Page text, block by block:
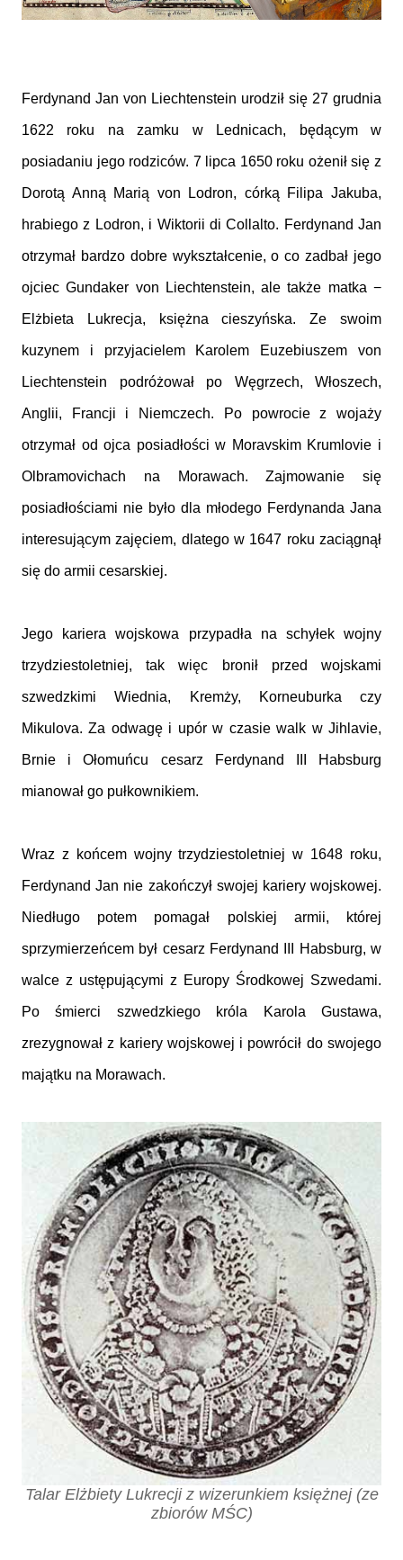
Ferdynand Jan von Liechtenstein urodził się 27 grudnia
1622 roku na zamku w Lednicach, będącym w
posiadaniu jego rodziców. 7 lipca 1650 roku ożenił się z
Dorotą Anną Marią von Lodron, córką Filipa Jakuba,
hrabiego z Lodron, i Wiktorii di Collalto. Ferdynand Jan
otrzymał bardzo dobre wykształcenie, o co zadbał jego
ojciec Gundaker von Liechtenstein, ale także matka −
Elżbieta Lukrecja, księżna cieszyńska. Ze swoim
kuzynem i przyjacielem Karolem Euzebiuszem von
Liechtenstein podróżował po Węgrzech, Włoszech,
Anglii, Francji i Niemczech. Po powrocie z wojaży
otrzymał od ojca posiadłości w Moravskim Krumlovie i
Olbramovichach na Morawach. Zajmowanie się
posiadłościami nie było dla młodego Ferdynanda Jana
interesującym zajęciem, dlatego w 1647 roku zaciągnął
się do armii cesarskiej.
Jego kariera wojskowa przypadła na schyłek wojny
trzydziestoletniej, tak więc bronił przed wojskami
szwedzkimi Wiednia, Kremży, Korneuburka czy
Mikulova. Za odwagę i upór w czasie walk w Jihlavie,
Brnie i Ołomuńcu cesarz Ferdynand III Habsburg
mianował go pułkownikiem.
Wraz z końcem wojny trzydziestoletniej w 1648 roku,
Ferdynand Jan nie zakończył swojej kariery wojskowej.
Niedługo potem pomagał polskiej armii, której
sprzymierzeńcem był cesarz Ferdynand III Habsburg, w
walce z ustępującymi z Europy Środkowej Szwedami.
Po śmierci szwedzkiego króla Karola Gustawa,
zrezygnował z kariery wojskowej i powrócił do swojego
majątku na Morawach.
Talar Elżbiety Lukrecji z wizerunkiem księżnej (ze
zbiorów MŚC)